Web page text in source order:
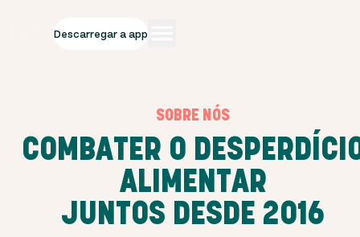
Descarregar a app
SOBRE NÓS
COMBATER O
ALIMENTAR
JUNTOS DESDE 2016